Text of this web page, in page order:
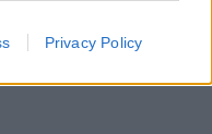
Privacy Policy